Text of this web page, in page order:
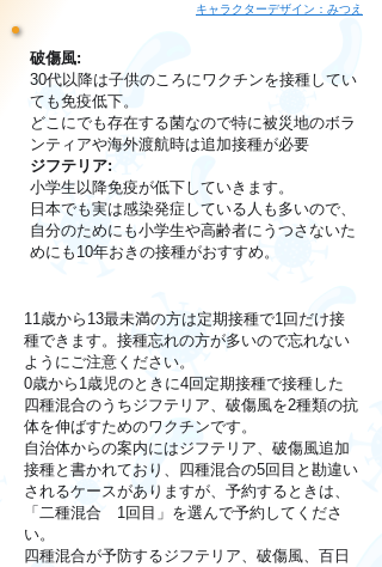
キャラクターデザイン：みつえ
破傷風:
30代以降は子供のころにワクチンを接種してい
ても免疫低下。
どこにでも存在する菌なので特に被災地のボラ
ンティアや海外渡航時は追加接種が必要
ジフテリア:
小学生以降免疫が低下していきます。
日本でも実は感染発症している人も多いので、
自分のためにも小学生や高齢者にうつさないた
めにも10年おきの接種がおすすめ。
11歳から13最未満の方は定期接種で1回だけ接
種できます。接種忘れの方が多いので忘れない
ようにご注意ください。
0歳から1歳児のときに4回定期接種で接種した
四種混合のうちジフテリア、破傷風を2種類の抗
体を伸ばすためのワクチンです。
自治体からの案内にはジフテリア、破傷風追加
接種と書かれており、四種混合の5回目と勘違い
されるケースがありますが、予約するときは、
「二種混合 1回目」を選んで予約してくださ
い。
四種混合が予防するジフテリア、破傷風、百日